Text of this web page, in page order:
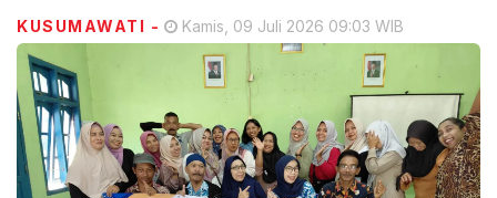
KUSUMAWATI - Kamis, 09 Juli 2026 09:03 WIB